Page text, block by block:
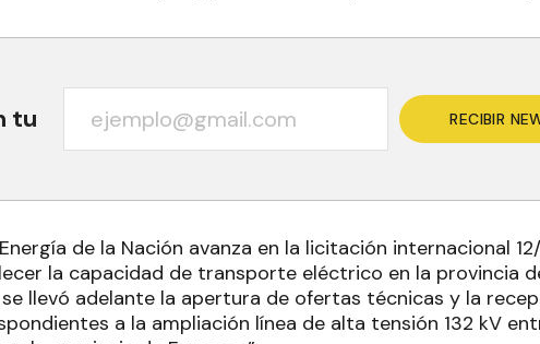
tu RECIBIR
de la Nación avanza en la licitación internacional
la capacidad de transporte eléctrico en la provincia
llevó adelante la apertura de ofertas técnicas y la
a la ampliación línea de alta tensión 132 kV